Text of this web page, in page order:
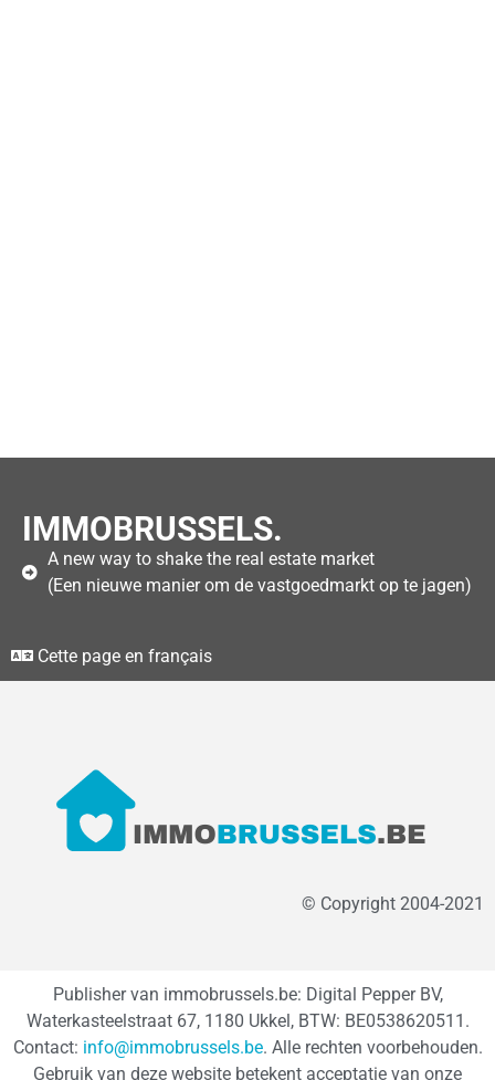
IMMOBRUSSELS.
A new way to shake the real estate market
(Een nieuwe manier om de vastgoedmarkt op te jagen)
Cette page en français
© Copyright 2004-2021
Publisher van immobrussels.be: Digital Pepper BV,
Waterkasteelstraat 67, 1180 Ukkel, BTW: BE0538620511.
Contact: info@immobrussels.be. Alle rechten voorbehouden.
Gebruik van deze website betekent acceptatie van onze